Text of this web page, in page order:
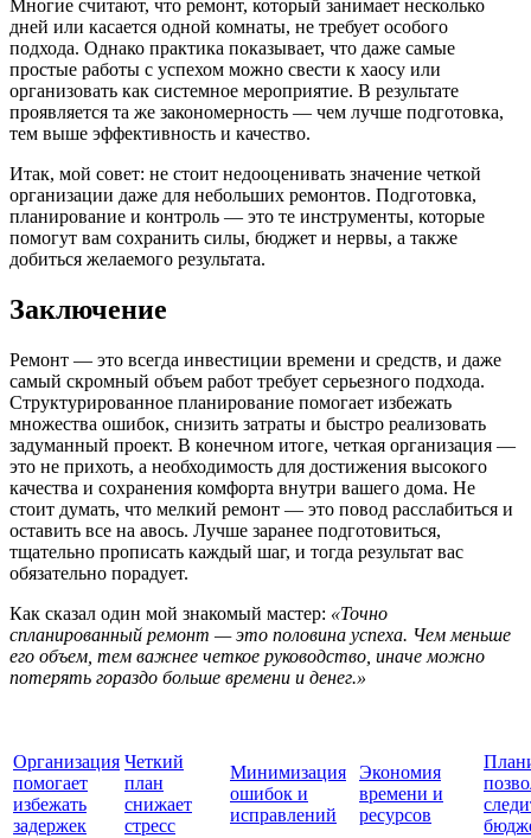
Многие считают, что ремонт, который занимает несколько
дней или касается одной комнаты, не требует особого
подхода. Однако практика показывает, что даже самые
простые работы с успехом можно свести к хаосу или
организовать как системное мероприятие. В результате
проявляется та же закономерность — чем лучше подготовка,
тем выше эффективность и качество.
Итак, мой совет: не стоит недооценивать значение четкой
организации даже для небольших ремонтов. Подготовка,
планирование и контроль — это те инструменты, которые
помогут вам сохранить силы, бюджет и нервы, а также
добиться желаемого результата.
Заключение
Ремонт — это всегда инвестиции времени и средств, и даже
самый скромный объем работ требует серьезного подхода.
Структурированное планирование помогает избежать
множества ошибок, снизить затраты и быстро реализовать
задуманный проект. В конечном итоге, четкая организация —
это не прихоть, а необходимость для достижения высокого
качества и сохранения комфорта внутри вашего дома. Не
стоит думать, что мелкий ремонт — это повод расслабиться и
оставить все на авось. Лучше заранее подготовиться,
тщательно прописать каждый шаг, и тогда результат вас
обязательно порадует.
Как сказал один мой знакомый мастер: «Точно
спланированный ремонт — это половина успеха. Чем меньше
его объем, тем важнее четкое руководство, иначе можно
потерять гораздо больше времени и денег.»
Организация
помогает
избежать
задержек
Четкий
план
снижает
стресс
Минимизация
ошибок и
исправлений
Экономия
времени и
ресурсов